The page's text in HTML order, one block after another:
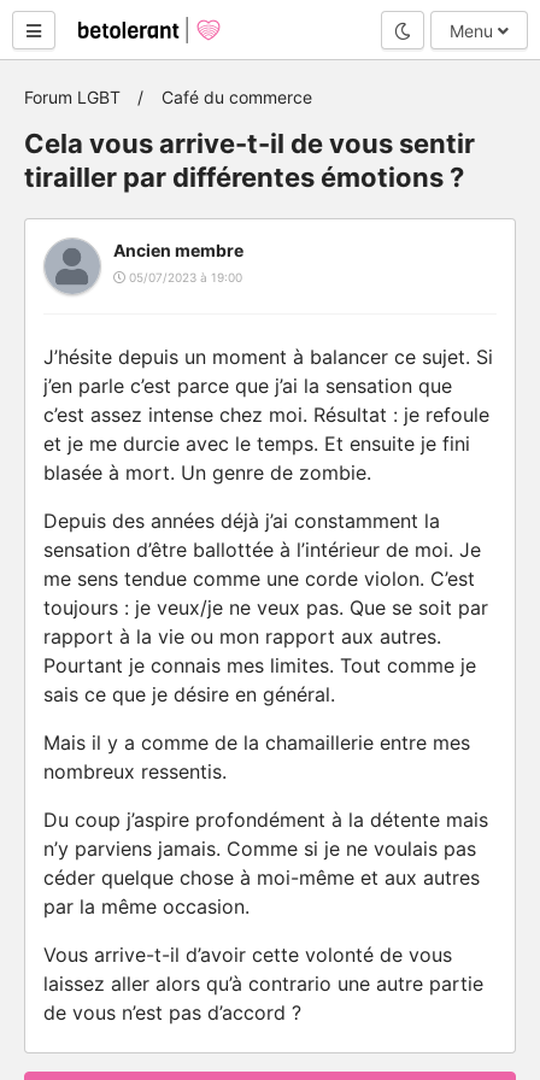
Mode nuit
Menu
Forum LGBT Café du commerce
Cela vous arrive-t-il de vous sentir
tirailler par différentes émotions ?
Ancien membre
05/07/2023 à 19:00
J’hésite depuis un moment à balancer ce sujet. Si
j’en parle c’est parce que j’ai la sensation que
c’est assez intense chez moi. Résultat : je refoule
et je me durcie avec le temps. Et ensuite je fini
blasée à mort. Un genre de zombie.
Depuis des années déjà j’ai constamment la
sensation d’être ballottée à l’intérieur de moi. Je
me sens tendue comme une corde violon. C’est
toujours : je veux/je ne veux pas. Que se soit par
rapport à la vie ou mon rapport aux autres.
Pourtant je connais mes limites. Tout comme je
sais ce que je désire en général.
Mais il y a comme de la chamaillerie entre mes
nombreux ressentis.
Du coup j’aspire profondément à la détente mais
n’y parviens jamais. Comme si je ne voulais pas
céder quelque chose à moi-même et aux autres
par la même occasion.
Vous arrive-t-il d’avoir cette volonté de vous
laissez aller alors qu’à contrario une autre partie
de vous n’est pas d’accord ?